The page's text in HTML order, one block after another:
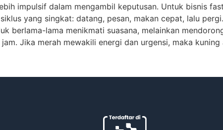
impulsif dalam mengambil keputusan. Untuk bisnis
yang singkat: datang, pesan, makan cepat, lalu
berlama-lama menikmati suasana, melainkan
Jika merah mewakili energi dan urgensi, maka kuning